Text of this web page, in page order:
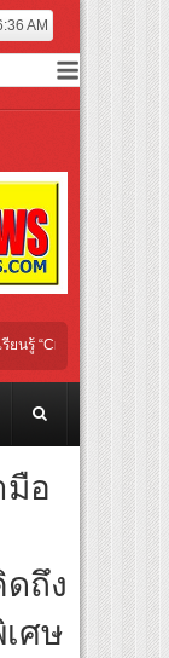
AM
Arts &
อินโดนีเซีย เริ่มเที่ยวแร
สีสัน
Arts &
มือ
ถึง
ศษ